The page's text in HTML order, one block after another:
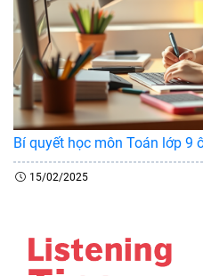
Bí quyết học môn Toán lớp 9
15/02/2025